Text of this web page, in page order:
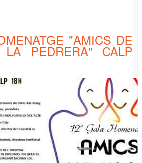
PESCADORES: "CIEN AÑOS LLENOS DE
"AMICS DE
LA PEDRERA" CALP